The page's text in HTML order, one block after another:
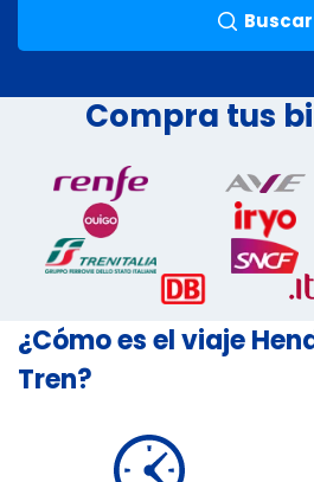
Buscar
Compra tus
¿Cómo es el viaje
Tren?